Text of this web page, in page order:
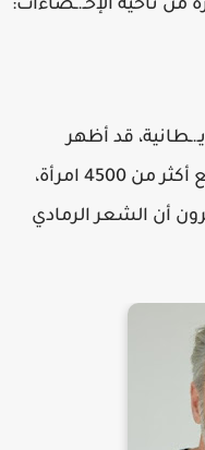
قد أظهر
استفتاء قام فيه موقع الصـ.ـحيفة مع أكثر من 4500 امرأة،
منهم يعتبـ.ـرون أن الشعر الرمادي